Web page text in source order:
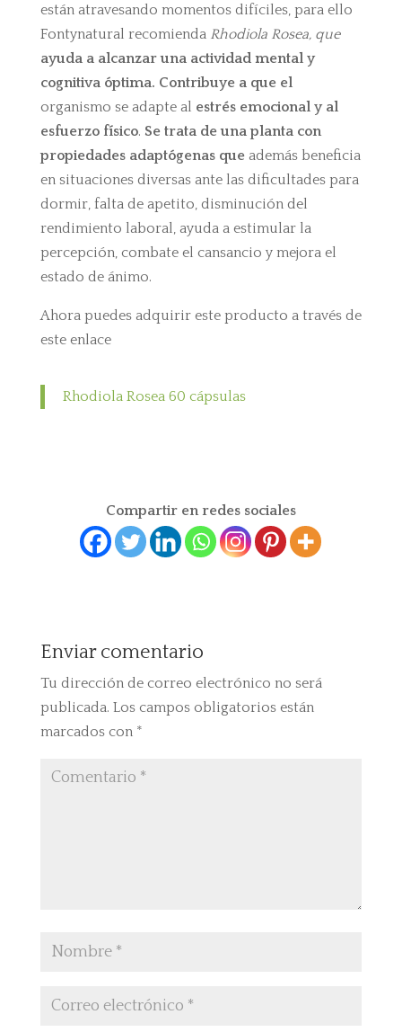
están atravesando momentos difíciles, para ello
Fontynatural recomienda Rhodiola Rosea, que
ayuda a alcanzar una actividad mental y
cognitiva óptima. Contribuye a que el
organismo se adapte al estrés emocional y al
esfuerzo físico. Se trata de una planta con
propiedades adaptógenas que además beneficia
en situaciones diversas ante las dificultades para
dormir, falta de apetito, disminución del
rendimiento laboral, ayuda a estimular la
percepción, combate el cansancio y mejora el
estado de ánimo.
Ahora puedes adquirir este producto a través de
este enlace
Rhodiola Rosea 60 cápsulas
Compartir en redes sociales
Enviar comentario
Tu dirección de correo electrónico no será
publicada. Los campos obligatorios están
marcados con *